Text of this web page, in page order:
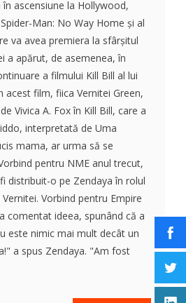
ascensiune la Hollywood,
Man: No Way Home și al
va avea premiera la sfârșitul
a apărut, de asemenea, în
a filmului Kill Bill al lui
acest film, fiica Vernitei Green,
Vivica A. Fox în Kill Bill, care a
interpretată de Uma
mama, ar urma să se
pentru NME anul trecut,
distribuit-o pe Zendaya în rolul
Vorbind pentru Empire
comentat ideea, spunând că a
este nimic mai mult decât un
a spus Zendaya. "Am fost